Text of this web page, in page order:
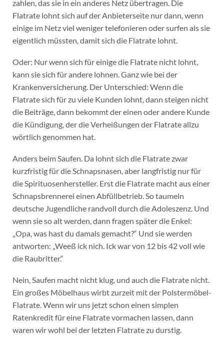
zahlen, das sie in ein anderes Netz übertragen. Die
Flatrate lohnt sich auf der Anbieterseite nur dann, wenn
einige im Netz viel weniger telefonieren oder surfen als sie
eigentlich müssten, damit sich die Flatrate lohnt.
Oder: Nur wenn sich für einige die Flatrate nicht lohnt,
kann sie sich für andere lohnen. Ganz wie bei der
Krankenversicherung. Der Unterschied: Wenn die
Flatrate sich für zu viele Kunden lohnt, dann steigen nicht
die Beiträge, dann bekommt der einen oder andere Kunde
die Kündigung, der die Verheißungen der Flatrate allzu
wörtlich genommen hat.
Anders beim Saufen. Da lohnt sich die Flatrate zwar
kurzfristig für die Schnapsnasen, aber langfristig nur für
die Spirituosenhersteller. Erst die Flatrate macht aus einer
Schnapsbrennerei einen Abfüllbetrieb. So taumeln
deutsche Jugendliche randvoll durch die Adoleszenz. Und
wenn sie so alt werden, dann fragen später die Enkel:
„Opa, was hast du damals gemacht?“ Und sie werden
antworten: „Weeß ick nich. Ick war von 12 bis 42 voll wie
die Raubritter.“
Nein, Saufen macht nicht klug, und auch die Flatrate nicht.
Ein großes Möbelhaus wirbt zurzeit mit der Polstermöbel-
Flatrate. Wenn wir uns jetzt schon einen simplen
Ratenkredit für eine Flatrate vormachen lassen, dann
waren wir wohl bei der letzten Flatrate zu durstig.